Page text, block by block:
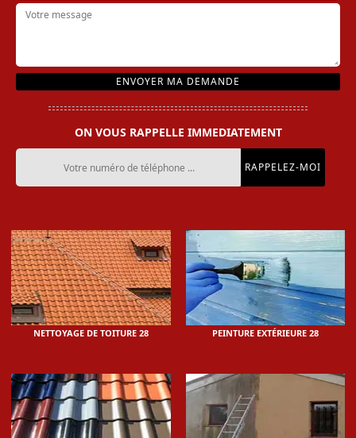
ON VOUS RAPPELLE IMMEDIATEMENT
NETTOYAGE DE TOITURE 28 PEINTURE EXTÉRIEURE 28